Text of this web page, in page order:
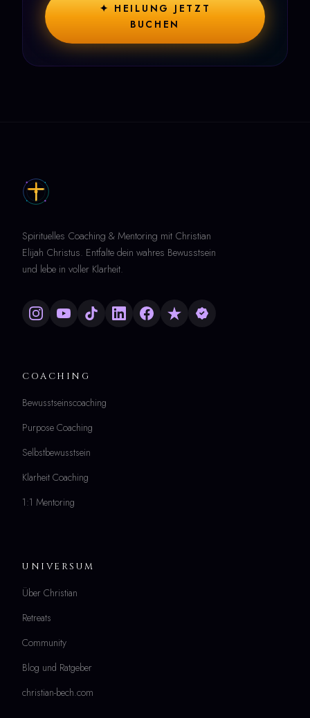
✦ HEILUNG JETZT
BUCHEN
Spirituelles Coaching & Mentoring mit Christian
Elijah Christus. Entfalte dein wahres Bewusstsein
und lebe in voller Klarheit.
COACHING
Bewusstseinscoaching
Purpose Coaching
Selbstbewusstsein
Klarheit Coaching
1:1 Mentoring
UNIVERSUM
Über Christian
Retreats
Community
Blog und Ratgeber
christian-bech.com